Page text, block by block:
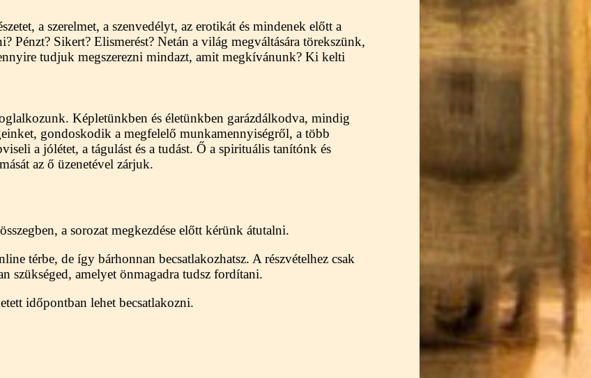
a szerelmet, a szenvedélyt, az erotikát és mindenek előtt a
Sikert? Elismerést? Netán a világ megváltására törekszünk,
tudjuk megszerezni mindazt, amit megkívánunk? Ki kelti
Képletünkben és életünkben garázdálkodva, mindig
gondoskodik a megfelelő munkamennyiségről, a több
a jólétet, a tágulást és a tudást. Ő a spirituális tanítónk és
az ő üzenetével zárjuk.
a sorozat megkezdése előtt kérünk átutalni.
térbe, de így bárhonnan becsatlakozhatsz. A részvételhez csak
szükséged, amelyet önmagadra tudsz fordítani.
időpontban lehet becsatlakozni.